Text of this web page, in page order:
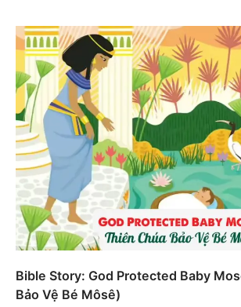
Bible Story: God Protected Baby
Bảo Vệ Bé Môsê)